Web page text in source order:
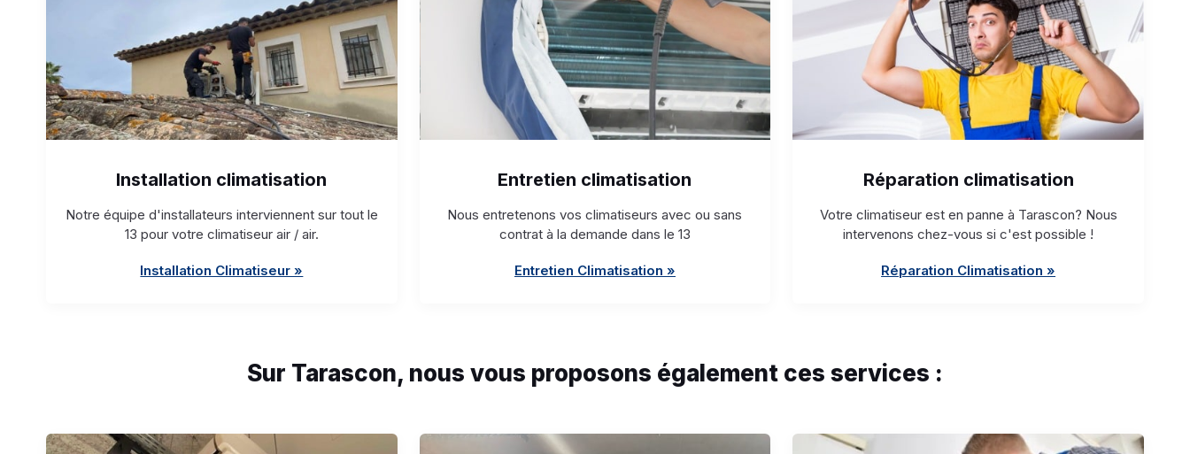
Installation climatisation
Notre équipe d'installateurs interviennent sur tout le
13 pour votre climatiseur air / air.
Installation Climatiseur »
Entretien climatisation
Nous entretenons vos climatiseurs avec ou sans
contrat à la demande dans le 13
Entretien Climatisation »
Réparation climatisation
Votre climatiseur est en panne à Tarascon? Nous
intervenons chez-vous si c'est possible !
Réparation Climatisation »
Sur Tarascon, nous vous proposons également ces services :